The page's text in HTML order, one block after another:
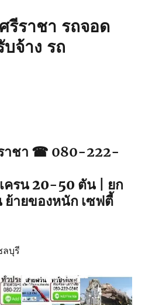
รีราชา รถจอด
จ้าง รถ
ราชา ☎ 080-222-
ครน 20-50 ตัน | ยก
ย้ายของหนัก เซฟตี้
ลบุรี